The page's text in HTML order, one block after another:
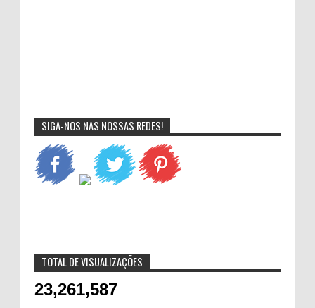
SIGA-NOS NAS NOSSAS REDES!
TOTAL DE VISUALIZAÇÕES
23,261,587